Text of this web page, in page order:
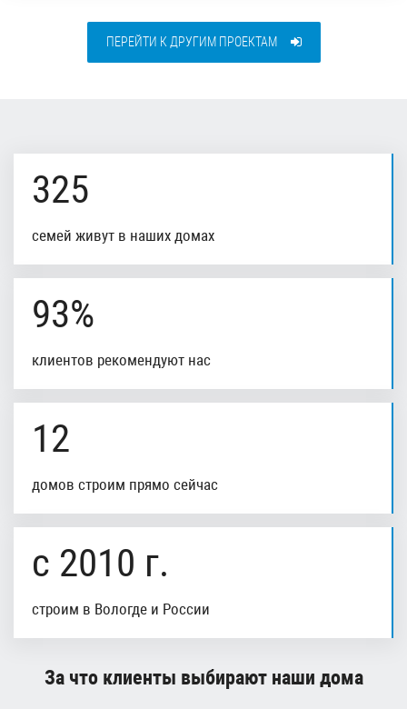
ПЕРЕЙТИ К ДРУГИМ ПРОЕКТАМ
325
семей живут в наших домах
93%
клиентов рекомендуют нас
12
домов строим прямо сейчас
с 2010 г.
строим в Вологде и России
За что клиенты выбирают наши дома